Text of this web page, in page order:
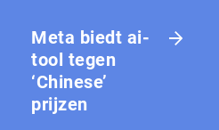
Meta biedt ai-
tool tegen
‘Chinese’
prijzen